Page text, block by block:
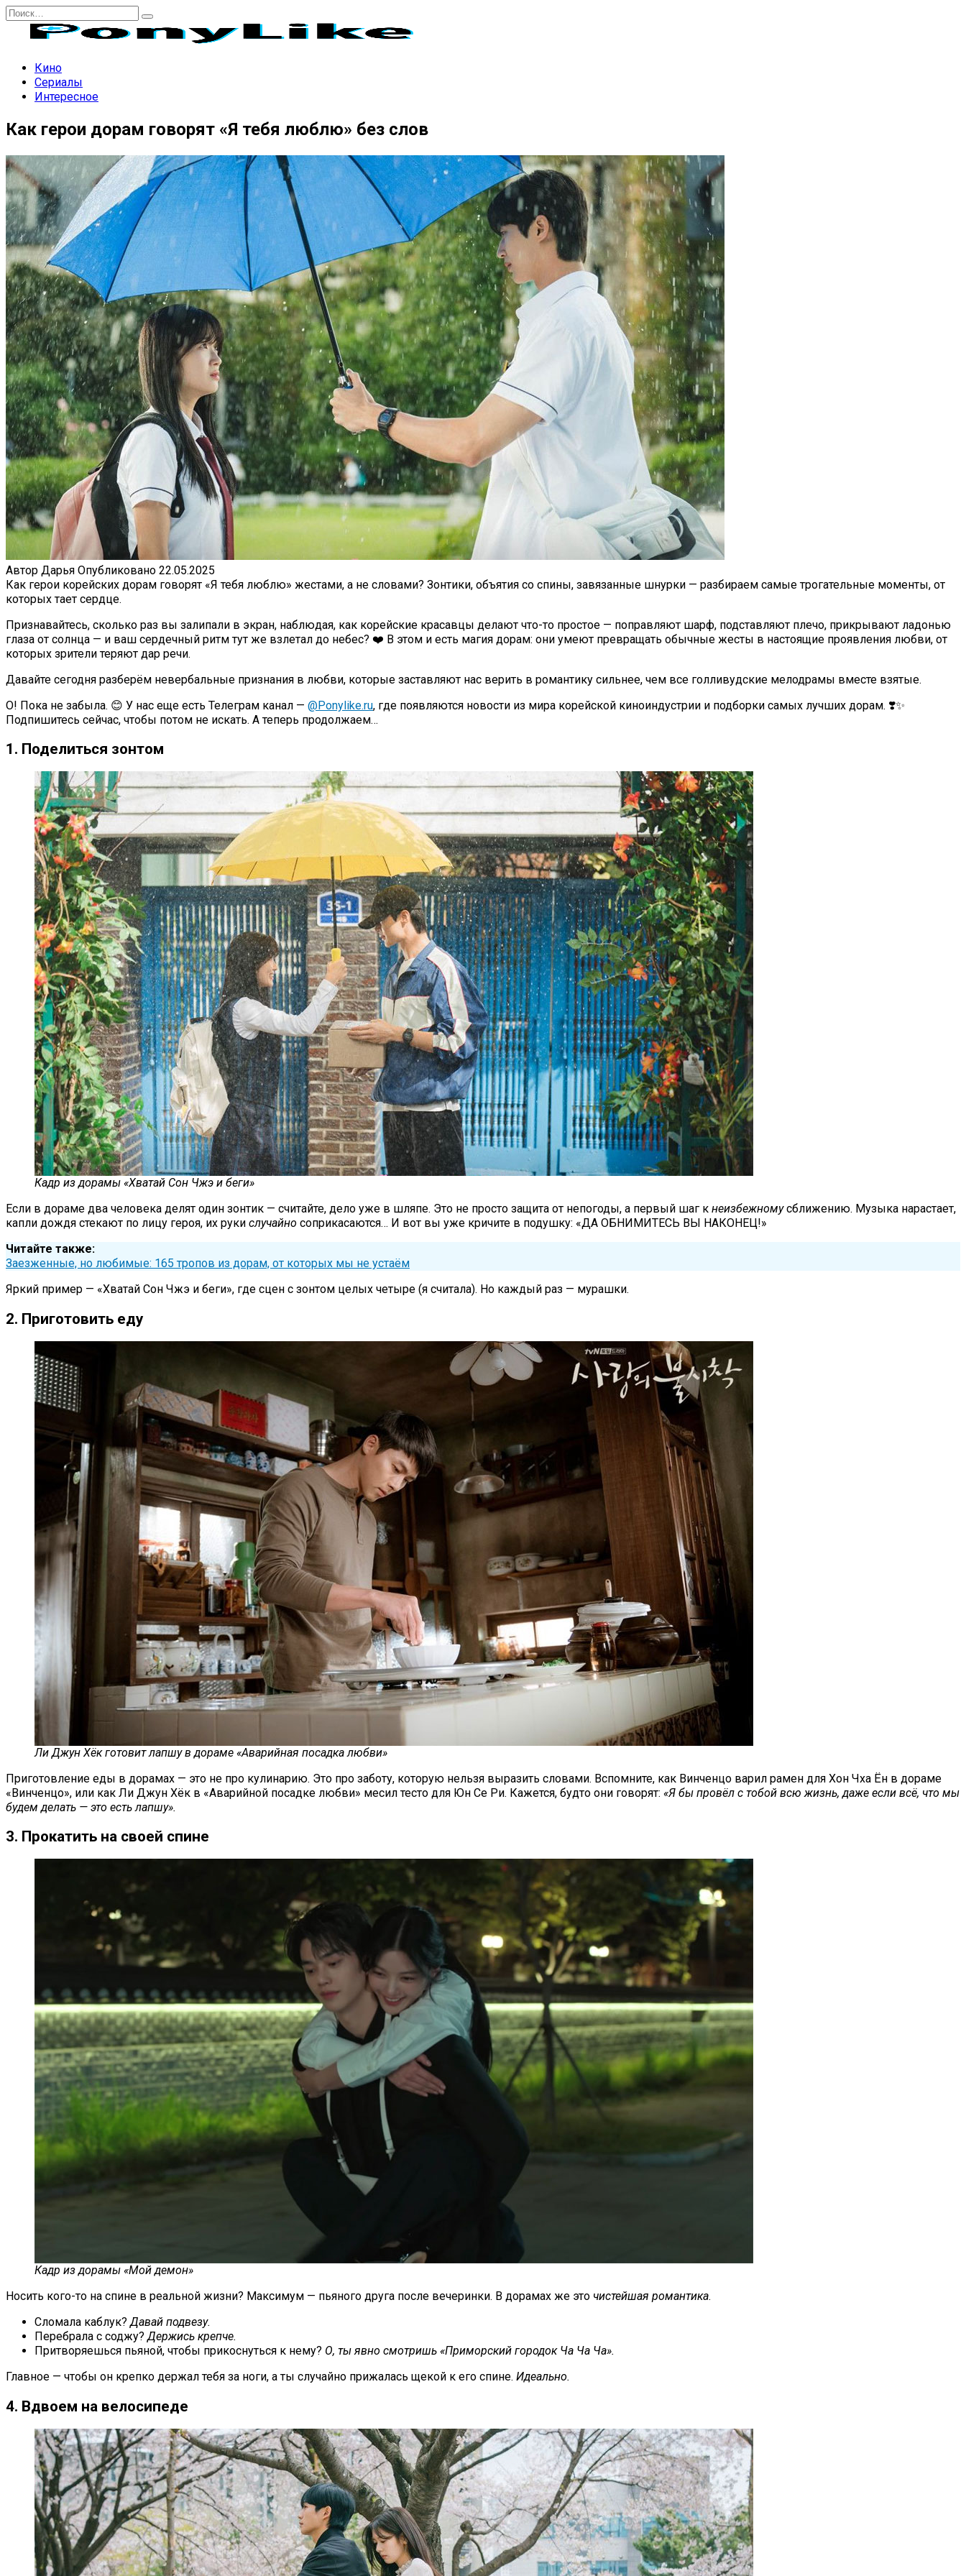
Перейти
содержанию
Search
Кино
Сериалы
Интересное
Как герои дорам говорят «Я тебя люблю» без слов
Автор Дарья Опубликовано 22.05.2025
Как герои корейских дорам говорят «Я тебя люблю» жестами, а не словами? Зонтики, объятия со спины, завязанные шнурки — разбираем самые трогательные моменты, от
которых тает сердце.
Признавайтесь, сколько раз вы залипали в экран, наблюдая, как корейские красавцы делают что-то простое — поправляют шарф, подставляют плечо, прикрывают ладонью
глаза от солнца — и ваш сердечный ритм тут же взлетал до небес? ❤️ В этом и есть магия дорам: они умеют превращать обычные жесты в настоящие проявления любви, от
которых зрители теряют дар речи.
Давайте сегодня разберём невербальные признания в любви, которые заставляют нас верить в романтику сильнее, чем все голливудские мелодрамы вместе взятые.
О! Пока не забыла. 😊 У нас еще есть Телеграм канал — @Ponylike.ru, где появляются новости из мира корейской киноиндустрии и подборки самых лучших дорам. ❣️✨
Подпишитесь сейчас, чтобы потом не искать. А теперь продолжаем…
1. Поделиться зонтом
Кадр из дорамы «Хватай Сон Чжэ и беги»
Если в дораме два человека делят один зонтик — считайте, дело уже в шляпе. Это не просто защита от непогоды, а первый шаг к неизбежномусближению. Музыка нарастает,
капли дождя стекают по лицу героя, их руки случайно соприкасаются… И вот вы уже кричите в подушку: «ДА ОБНИМИТЕСЬ ВЫ НАКОНЕЦ!»
Читайте также:
Заезженные, но любимые: 165 тропов из дорам, от которых мы не устаём
Яркий пример — «Хватай Сон Чжэ и беги», где сцен с зонтом целых четыре (я считала). Но каждый раз — мурашки.
2. Приготовить еду
Ли Джун Хёк готовит лапшу в дораме «Аварийная посадка любви»
Приготовление еды в дорамах — это не про кулинарию. Это про заботу, которую нельзя выразить словами. Вспомните, как Винченцо варил рамен для Хон Чха Ён в дораме
«Винченцо», или как Ли Джун Хёк в «Аварийной посадке любви» месил тесто для Юн Се Ри. Кажется, будто они говорят: «Я бы провёл с тобой всю жизнь, даже если всё, что мы
будем делать — это есть лапшу».
3. Прокатить на своей спине
Кадр из дорамы «Мой демон»
Носить кого-то на спине в реальной жизни? Максимум — пьяного друга после вечеринки. В дорамах же это чистейшая романтика.
Сломала каблук?Давай подвезу.
Перебрала с соджу?Держись крепче.
Притворяешься пьяной, чтобы прикоснуться к нему? О, ты явно смотришь «Приморский городок Ча Ча Ча».
Главное — чтобы он крепко держал тебя за ноги, а ты случайно прижалась щекой к его спине. Идеально.
4. Вдвоем на велосипеде